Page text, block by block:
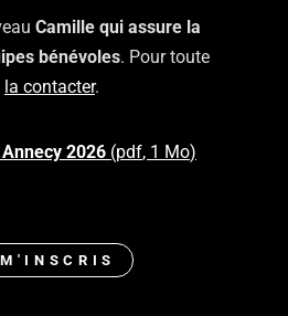
Camille qui assure la
bénévoles. Pour toute
la contacter.
2026 pdf 1 Mo